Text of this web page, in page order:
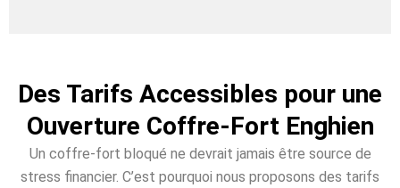
Des Tarifs Accessibles pour une
Ouverture Coffre-Fort Enghien
Un coffre-fort bloqué ne devrait jamais être source de
stress financier. C’est pourquoi nous proposons des tarifs